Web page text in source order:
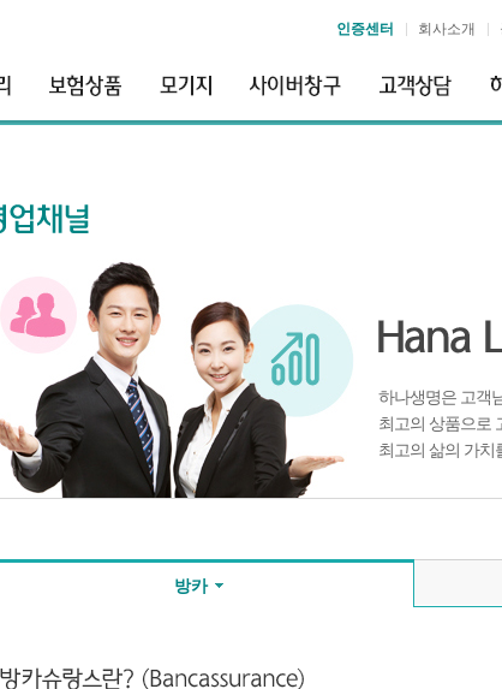
인증센터 회사소개
하나생명은 고객
최고의 상품으로
최고의 삶의 가치
방카